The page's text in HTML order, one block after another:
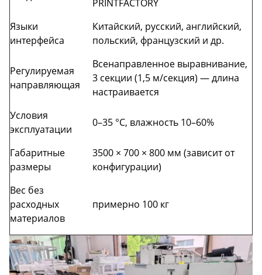
PRINTFACTORY
Языки
интерфейса
Китайский, русский, английский,
польский, французский и др.
Регулируемая
направляющая
Всенаправленное выравнивание,
3 секции (1,5 м/секция) — длина
настраивается
Условия
эксплуатации
0–35 °C, влажность 10–60%
Габаритные
размеры
3500 × 700 × 800 мм (зависит от
конфигурации)
Вес без
расходных
материалов
примерно 100 кг